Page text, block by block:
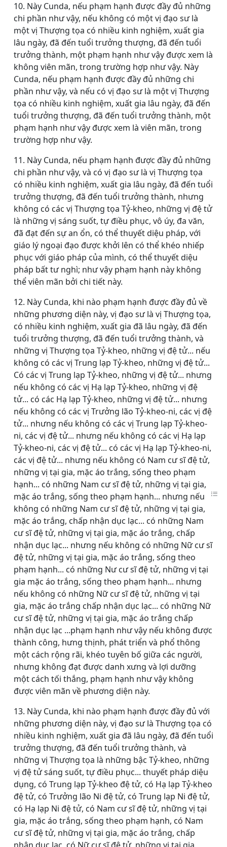
10. Này Cunda, nếu phạm hạnh được đầy đủ những
chi phần như vậy, nếu không có một vị đạo sư là
một vị Thượng tọa có nhiều kinh nghiệm, xuất gia
lâu ngày, đã đến tuổi trưởng thượng, đã đến tuổi
trưởng thành, một phạm hạnh như vậy được xem là
không viên mãn, trong trường hợp như vậy. Này
Cunda, nếu phạm hạnh được đầy đủ những chi
phần như vậy, và nếu có vị đạo sư là một vị Thượng
tọa có nhiều kinh nghiệm, xuất gia lâu ngày, đã đến
tuổi trưởng thượng, đã đến tuổi trưởng thành, một
phạm hạnh như vậy được xem là viên mãn, trong
trường hợp như vậy.
11. Này Cunda, nếu phạm hạnh được đầy đủ những
chi phần như vậy, và có vị đạo sư là vị Thượng tọa
có nhiều kinh nghiệm, xuất gia lâu ngày, đã đến tuổi
trưởng thượng, đã đến tuổi trưởng thành, nhưng
không có các vị Thượng tọa Tỷ-kheo, những vị đệ tử
là những vị sáng suốt, tự điều phục, vô úy, đa văn,
đã đạt đến sự an ổn, có thể thuyết diệu pháp, với
giáo lý ngoại đạo được khởi lên có thể khéo nhiếp
phục với giáo pháp của mình, có thể thuyết diệu
pháp bất tư nghì; như vậy phạm hạnh này không
thể viên mãn bởi chi tiết này.
12. Này Cunda, khi nào phạm hạnh được đầy đủ về
những phương diện này, vị đạo sư là vị Thượng tọa,
có nhiều kinh nghiệm, xuất gia đã lâu ngày, đã đến
tuổi trưởng thượng, đã đến tuổi trưởng thành, và
những vị Thượng tọa Tỷ-kheo, những vị đệ tử... nếu
không có các vị Trung lạp Tỷ-kheo, những vị đệ tử...
Có các vị Trung lạp Tỷ-kheo, những vị đệ tử... nhưng
nếu không có các vị Hạ lạp Tỷ-kheo, những vị đệ
tử... có các Hạ lạp Tỷ-kheo, những vị đệ tử... nhưng
nếu không có các vị Trưởng lão Tỷ-kheo-ni, các vị đệ
tử... nhưng nếu không có các vị Trung lạp Tỷ-kheo-
ni, các vị đệ tử... nhưng nếu không có các vị Hạ lạp
Tỷ-kheo-ni, các vị đệ tử... có các vị Hạ lạp Tỷ-kheo-ni,
các vị đệ tử... nhưng nếu không có Nam cư sĩ đệ tử,
những vị tại gia, mặc áo trắng, sống theo phạm
hạnh... có những Nam cư sĩ đệ tử, những vị tại gia,
mặc áo trắng, sống theo phạm hạnh... nhưng nếu
không có những Nam cư sĩ đệ tử, những vị tại gia,
mặc áo trắng, chấp nhận dục lạc... có những Nam
cư sĩ đệ tử, những vị tại gia, mặc áo trắng, chấp
nhận dục lạc... nhưng nếu không có những Nữ cư sĩ
đệ tử, những vị tại gia, mặc áo trắng, sống theo
phạm hạnh... có những Nư cư sĩ đệ tử, những vị tại
gia mặc áo trắng, sống theo phạm hạnh... nhưng
nếu không có những Nữ cư sĩ đệ tử, những vị tại
gia, mặc áo trắng chấp nhận dục lạc... có những Nữ
cư sĩ đệ tử, những vị tại gia, mặc áo trắng chấp
nhận dục lạc ...phạm hạnh như vậy nếu không được
thành công, hưng thịnh, phát triển và phổ thông
một cách rộng rãi, khéo tuyên bố giữa các người,
nhưng không đạt được danh xưng và lợi dưỡng
một cách tối thắng, phạm hạnh như vậy không
được viên mãn về phương diện này.
13. Này Cunda, khi nào phạm hạnh được đầy đủ với
những phương diện này, vị đạo sư là Thượng tọa có
nhiều kinh nghiệm, xuất gia đã lâu ngày, đã đến tuổi
trưởng thượng, đã đến tuổi trưởng thành, và
những vị Thượng tọa là những bậc Tỷ-kheo, những
vị đệ tử sáng suốt, tự điều phục... thuyết pháp diệu
dụng, có Trung lạp Tỷ-kheo đệ tử, có Hạ lạp Tỷ-kheo
đệ tử, có Trưởng lão Ni đệ tử, có Trung lạp Ni đệ tử,
có Hạ lạp Ni đệ tử, có Nam cư sĩ đệ tử, những vị tại
gia, mặc áo trắng, sống theo phạm hạnh, có Nam
cư sĩ đệ tử, những vị tại gia, mặc áo trắng, chấp